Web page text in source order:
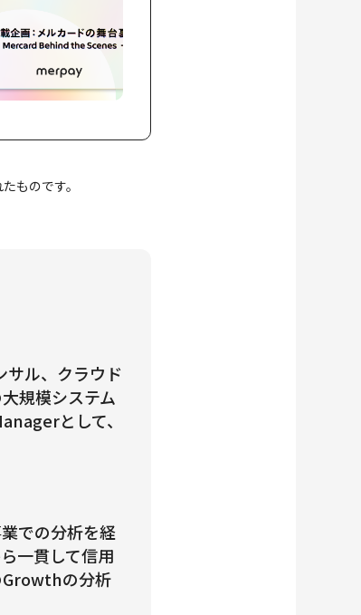
ものです。
サル、クラウド
規模システム
として、
での分析を経
一貫して信用
Growthの分析